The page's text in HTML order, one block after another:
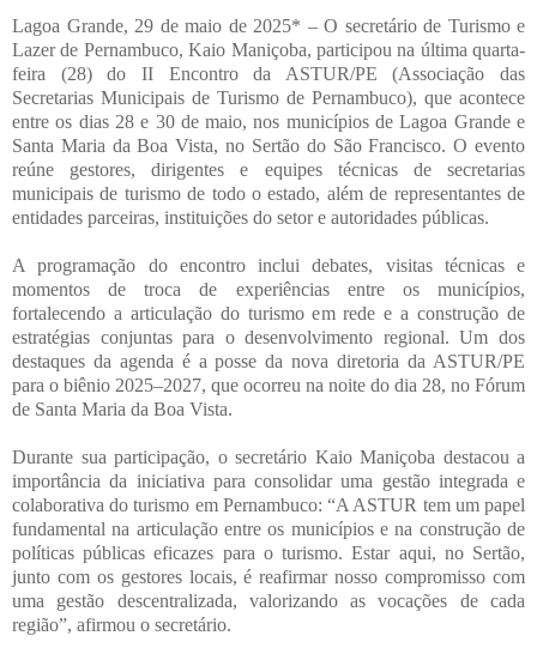
Lagoa Grande, 29 de maio de 2025* – O secretário de Turismo e
Lazer de Pernambuco, Kaio Maniçoba, participou na última quarta-
feira (28) do II Encontro da ASTUR/PE (Associação das
Secretarias Municipais de Turismo de Pernambuco), que acontece
entre os dias 28 e 30 de maio, nos municípios de Lagoa Grande e
Santa Maria da Boa Vista, no Sertão do São Francisco. O evento
reúne gestores, dirigentes e equipes técnicas de secretarias
municipais de turismo de todo o estado, além de representantes de
entidades parceiras, instituições do setor e autoridades públicas.
A programação do encontro inclui debates, visitas técnicas e
momentos de troca de experiências entre os municípios,
fortalecendo a articulação do turismo em rede e a construção de
estratégias conjuntas para o desenvolvimento regional. Um dos
destaques da agenda é a posse da nova diretoria da ASTUR/PE
para o biênio 2025–2027, que ocorreu na noite do dia 28, no Fórum
de Santa Maria da Boa Vista.
Durante sua participação, o secretário Kaio Maniçoba destacou a
importância da iniciativa para consolidar uma gestão integrada e
colaborativa do turismo em Pernambuco: “A ASTUR tem um papel
fundamental na articulação entre os municípios e na construção de
políticas públicas eficazes para o turismo. Estar aqui, no Sertão,
junto com os gestores locais, é reafirmar nosso compromisso com
uma gestão descentralizada, valorizando as vocações de cada
região”, afirmou o secretário.